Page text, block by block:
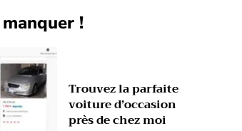
!
Trouvez la parfaite
voiture d’occasion
près de chez moi